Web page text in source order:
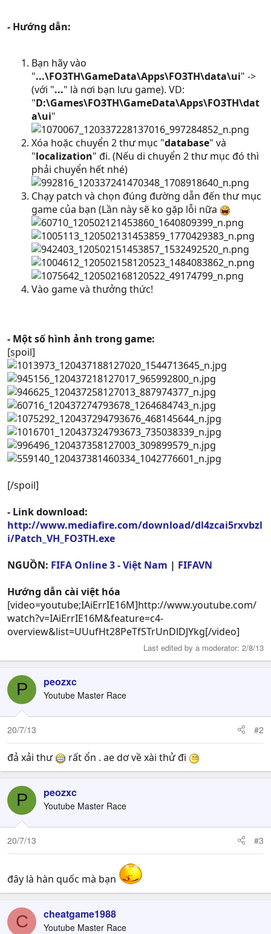
- Hướng dẫn:
Bạn hãy vào
"...\FO3TH\GameData\Apps\FO3TH\data\ui" ->
(với "..." là nơi bạn lưu game). VD:
"D:\Games\FO3TH\GameData\Apps\FO3TH\dat
a\ui"
Xóa hoặc chuyển 2 thư mục "database" và
"localization" đi. (Nếu di chuyển 2 thư mục đó thì
phải chuyển hết nhé)
Chạy patch và chọn đúng đường dẫn đến thư mục
game của bạn (Lần này sẽ ko gặp lỗi nữa
Vào game và thưởng thức!
- Một số hình ảnh trong game:
[spoil]
[/spoil]
- Link download:
http://www.mediafire.com/download/dl4zcai5rxvbzl
i/Patch_VH_FO3TH.exe
NGUỒN: FIFA Online 3 - Việt Nam | FIFAVN
Hướng dẫn cài việt hóa
[video=youtube;IAiErrIE16M]http://www.youtube.com/
watch?v=IAiErrIE16M&feature=c4-
overview&list=UUufHt28PeTfSTrUnDlDJYkg[/video]
Last edited by a moderator: 2/8/13
P peozxc
Youtube Master Race
20/7/13 #2
đả xải thư rất ổn . ae dơ về xài thử đi
P peozxc
Youtube Master Race
20/7/13 #3
đây là hàn quốc mà bạn
C cheatgame1988
Youtube Master Race